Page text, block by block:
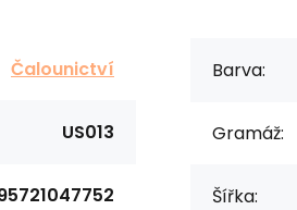
Čalounictví
US013
Barva:
Gramáž:
Šířka: